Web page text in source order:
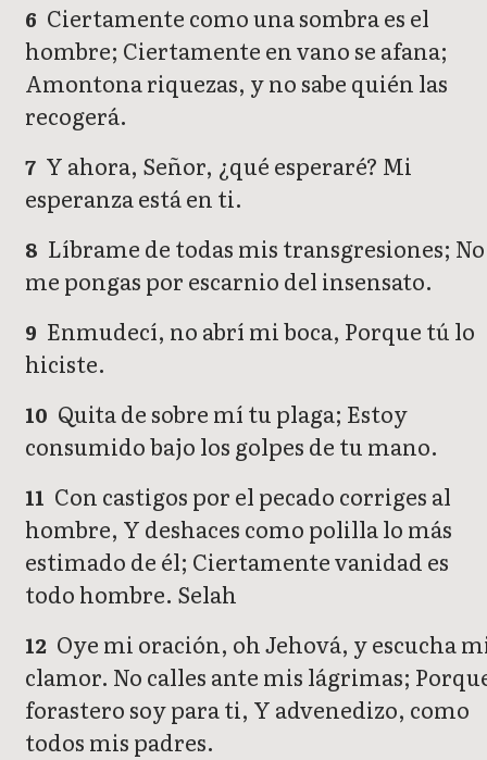
6 Ciertamente como una sombra es el
hombre; Ciertamente en vano se afana;
Amontona riquezas, y no sabe quién las
recogerá.
7 Y ahora, Señor, ¿qué esperaré? Mi
esperanza está en ti.
8 Líbrame de todas mis transgresiones; No
me pongas por escarnio del insensato.
9 Enmudecí, no abrí mi boca, Porque tú lo
hiciste.
10 Quita de sobre mí tu plaga; Estoy
consumido bajo los golpes de tu mano.
11 Con castigos por el pecado corriges al
hombre, Y deshaces como polilla lo más
estimado de él; Ciertamente vanidad es
todo hombre. Selah
12 Oye mi oración, oh Jehová, y escucha
clamor. No calles ante mis lágrimas;
forastero soy para ti, Y advenedizo, como
todos mis padres.